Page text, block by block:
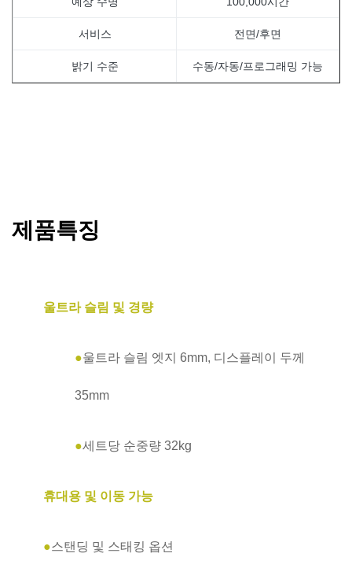
서비스 전면/후면
밝기 수준 수동/자동/프로그래밍 가능
제품특징
울트라 슬림 및 경량
●울트라 슬림 엣지 6mm, 디스플레이 두께
35mm
●세트당 순중량 32kg
휴대용 및 이동 가능
●스탠딩 및 스태킹 옵션